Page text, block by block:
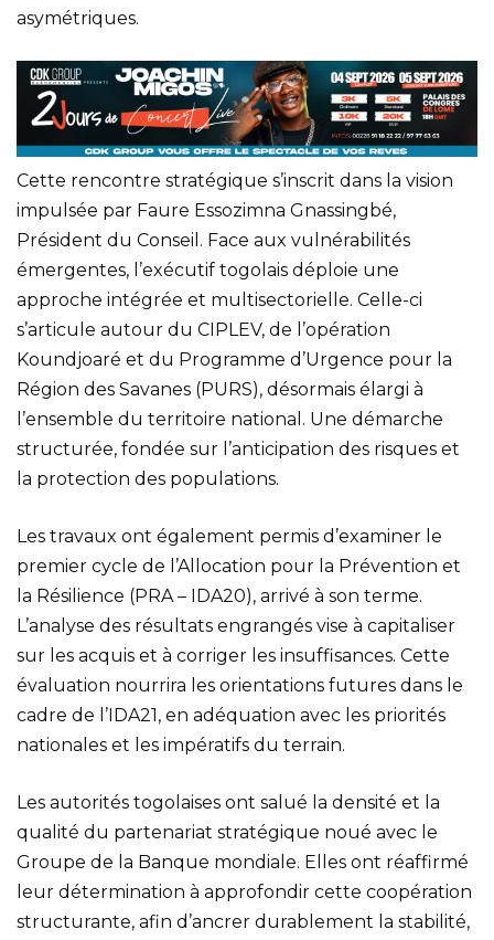
asymétriques.
Cette rencontre stratégique s’inscrit dans la vision
impulsée par Faure Essozimna Gnassingbé,
Président du Conseil. Face aux vulnérabilités
émergentes, l’exécutif togolais déploie une
approche intégrée et multisectorielle. Celle-ci
s’articule autour du CIPLEV, de l’opération
Koundjoaré et du Programme d’Urgence pour la
Région des Savanes (PURS), désormais élargi à
l’ensemble du territoire national. Une démarche
structurée, fondée sur l’anticipation des risques et
la protection des populations.
Les travaux ont également permis d’examiner le
premier cycle de l’Allocation pour la Prévention et
la Résilience (PRA – IDA20), arrivé à son terme.
L’analyse des résultats engrangés vise à capitaliser
sur les acquis et à corriger les insuffisances. Cette
évaluation nourrira les orientations futures dans le
cadre de l’IDA21, en adéquation avec les priorités
nationales et les impératifs du terrain.
Les autorités togolaises ont salué la densité et la
qualité du partenariat stratégique noué avec le
Groupe de la Banque mondiale. Elles ont réaffirmé
leur détermination à approfondir cette coopération
structurante, afin d’ancrer durablement la stabilité,